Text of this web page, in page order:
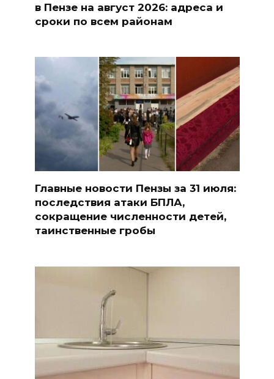
в Пензе на август 2026: адреса и
сроки по всем районам
Главные новости Пензы за 31 июля:
последствия атаки БПЛА,
сокращение численности детей,
таинственные гробы